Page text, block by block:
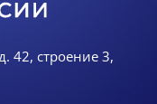
42, строение 3,